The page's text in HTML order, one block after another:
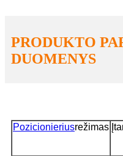
PRODUKTO
DUOMENYS
Pozicionieriusrežimas